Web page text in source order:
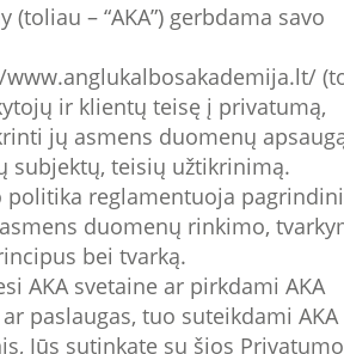
(toliau – “AKA”) gerbdama savo
ir klientų teisę į privatumą,
jų asmens duomenų
subjektų, teisių užtikrinimą.
politika reglamentuoja
duomenų rinkimo,
bei tvarką.
AKA svetaine ar pirkdami AKA
paslaugas, tuo suteikdami AKA
Jūs sutinkate su šios Privatumo